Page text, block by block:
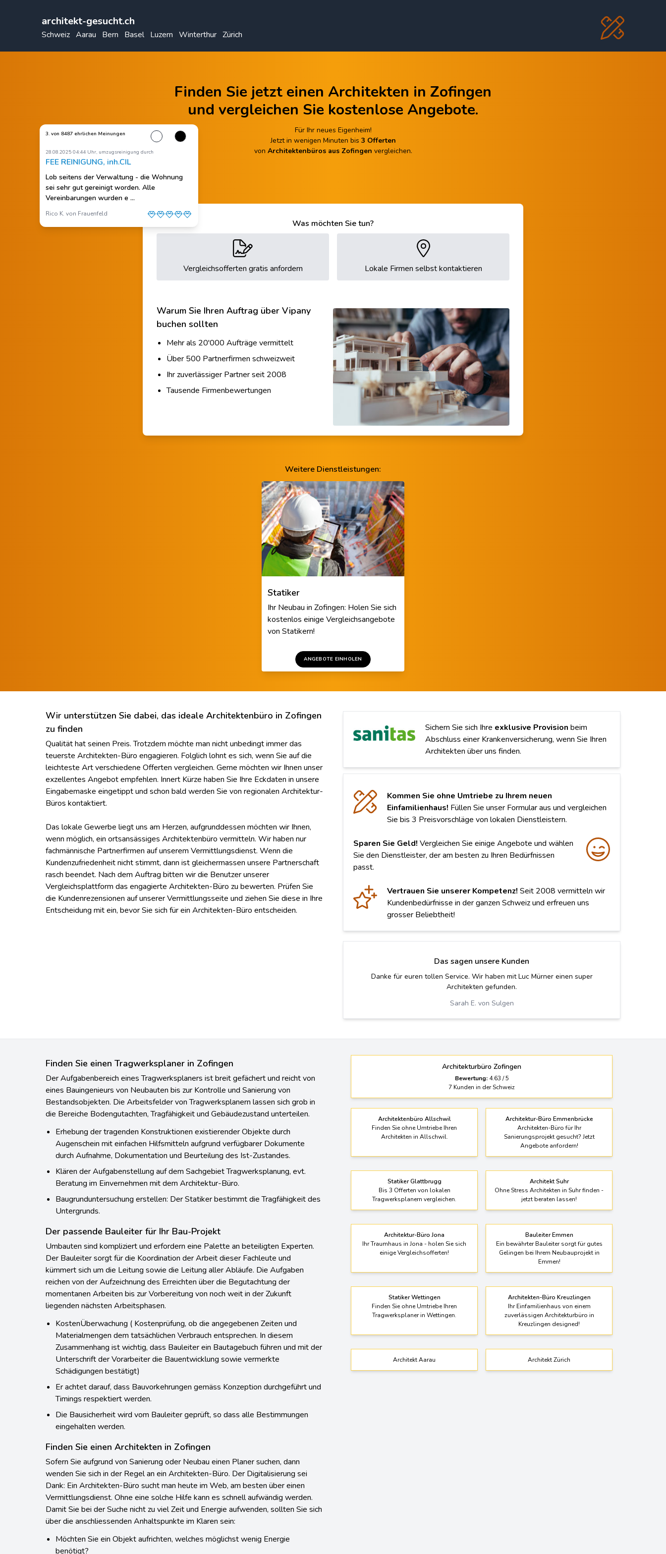
architekt-gesucht.ch
Schweiz Aarau Bern Basel Luzern Winterthur Zürich
Finden Sie jetzt einen Architekten in Zofingen
und vergleichen Sie kostenlose Angebote.
Für Ihr neues Eigenheim!
Jetzt in wenigen Minuten bis 3 Offerten
von Architektenbüros aus Zofingen vergleichen.
3. von 8487 ehrlichen Meinungen
28.08.2025 04:44 Uhr, umzugsreinigung durch
FEE REINIGUNG, inh.CIL
Lob seitens der Verwaltung - die Wohnung
sei sehr gut gereinigt worden. Alle
Vereinbarungen wurden e ...
Rico K. von Frauenfeld
Was möchten Sie tun?
Vergleichsofferten gratis anfordern Lokale Firmen selbst kontaktieren
Warum Sie Ihren Auftrag über Vipany
buchen sollten
Mehr als 20'000 Aufträge vermittelt
Über 500 Partnerfirmen schweizweit
Ihr zuverlässiger Partner seit 2008
Tausende Firmenbewertungen
Weitere Dienstleistungen:
Statiker
Ihr Neubau in Zofingen: Holen Sie sich
kostenlos einige Vergleichsangebote
von Statikern!
ANGEBOTE EINHOLEN
Wir unterstützen Sie dabei, das ideale Architektenbüro in Zofingen
zu finden
Qualität hat seinen Preis. Trotzdem möchte man nicht unbedingt immer das
teuerste Architekten-Büro engagieren. Folglich lohnt es sich, wenn Sie auf die
leichteste Art verschiedene Offerten vergleichen. Gerne möchten wir Ihnen unser
exzellentes Angebot empfehlen. Innert Kürze haben Sie Ihre Eckdaten in unsere
Eingabemaske eingetippt und schon bald werden Sie von regionalen Architektur-
Büros kontaktiert.
Das lokale Gewerbe liegt uns am Herzen, aufgrunddessen möchten wir Ihnen,
wenn möglich, ein ortsansässiges Architektenbüro vermitteln. Wir haben nur
fachmännische Partnerfirmen auf unserem Vermittlungsdienst. Wenn die
Kundenzufriedenheit nicht stimmt, dann ist gleichermassen unsere Partnerschaft
rasch beendet. Nach dem Auftrag bitten wir die Benutzer unserer
Vergleichsplattform das engagierte Architekten-Büro zu bewerten. Prüfen Sie
die Kundenrezensionen auf unserer Vermittlungsseite und ziehen Sie diese in Ihre
Entscheidung mit ein, bevor Sie sich für ein Architekten-Büro entscheiden.
Sichern Sie sich Ihre exklusive Provision beim
Abschluss einer Krankenversicherung, wenn Sie Ihren
Architekten über uns finden.
Kommen Sie ohne Umtriebe zu Ihrem neuen
Einfamilienhaus! Füllen Sie unser Formular aus und vergleichen
Sie bis 3 Preisvorschläge von lokalen Dienstleistern.
Sparen Sie Geld! Vergleichen Sie einige Angebote und wählen
Sie den Dienstleister, der am besten zu Ihren Bedürfnissen
passt.
Vertrauen Sie unserer Kompetenz! Seit 2008 vermitteln wir
Kundenbedürfnisse in der ganzen Schweiz und erfreuen uns
grosser Beliebtheit!
Das sagen unsere Kunden
Danke für euren tollen Service. Wir haben mit Luc Mürner einen super
Architekten gefunden.
Sarah E. von Sulgen
Finden Sie einen Tragwerksplaner in Zofingen
Der Aufgabenbereich eines Tragwerksplaners ist breit gefächert und reicht von
eines Bauingenieurs von Neubauten bis zur Kontrolle und Sanierung von
Bestandsobjekten. Die Arbeitsfelder von Tragwerksplanern lassen sich grob in
die Bereiche Bodengutachten, Tragfähigkeit und Gebäudezustand unterteilen.
Erhebung der tragenden Konstruktionen existierender Objekte durch
Augenschein mit einfachen Hilfsmitteln aufgrund verfügbarer Dokumente
durch Aufnahme, Dokumentation und Beurteilung des Ist-Zustandes.
Klären der Aufgabenstellung auf dem Sachgebiet Tragwerksplanung, evt.
Beratung im Einvernehmen mit dem Architektur-Büro.
Baugrunduntersuchung erstellen: Der Statiker bestimmt die Tragfähigkeit des
Untergrunds.
Der passende Bauleiter für Ihr Bau-Projekt
Umbauten sind kompliziert und erfordern eine Palette an beteiligten Experten.
Der Bauleiter sorgt für die Koordination der Arbeit dieser Fachleute und
kümmert sich um die Leitung sowie die Leitung aller Abläufe. Die Aufgaben
reichen von der Aufzeichnung des Erreichten über die Begutachtung der
momentanen Arbeiten bis zur Vorbereitung von noch weit in der Zukunft
liegenden nächsten Arbeitsphasen.
KostenÜberwachung ( Kostenprüfung, ob die angegebenen Zeiten und
Materialmengen dem tatsächlichen Verbrauch entsprechen. In diesem
Zusammenhang ist wichtig, dass Bauleiter ein Bautagebuch führen und mit der
Unterschrift der Vorarbeiter die Bauentwicklung sowie vermerkte
Schädigungen bestätigt)
Er achtet darauf, dass Bauvorkehrungen gemäss Konzeption durchgeführt und
Timings respektiert werden.
Die Bausicherheit wird vom Bauleiter geprüft, so dass alle Bestimmungen
eingehalten werden.
Finden Sie einen Architekten in Zofingen
Sofern Sie aufgrund von Sanierung oder Neubau einen Planer suchen, dann
wenden Sie sich in der Regel an ein Architekten-Büro. Der Digitalisierung sei
Dank: Ein Architekten-Büro sucht man heute im Web, am besten über einen
Vermittlungsdienst. Ohne eine solche Hilfe kann es schnell aufwändig werden.
Damit Sie bei der Suche nicht zu viel Zeit und Energie aufwenden, sollten Sie sich
über die anschliessenden Anhaltspunkte im Klaren sein:
Möchten Sie ein Objekt aufrichten, welches möglichst wenig Energie
benötigt?
Architekturbüro Zofingen
Bewertung: 4.63 /5
7 Kunden in der Schweiz
Architektenbüro Allschwil
Finden Sie ohne Umtriebe Ihren
Architekten in Allschwil.
Architektur-Büro Emmenbrücke
Architekten-Büro für Ihr
Sanierungsprojekt gesucht? Jetzt
Angebote anfordern!
Statiker Glattbrugg
Bis 3 Offerten von lokalen
Tragwerksplanern vergleichen.
Architekt Suhr
Ohne Stress Architekten in Suhr finden -
jetzt beraten lassen!
Architektur-Büro Jona
Ihr Traumhaus in Jona - holen Sie sich
einige Vergleichsofferten!
Bauleiter Emmen
Ein bewährter Bauleiter sorgt für gutes
Gelingen bei Ihrem Neubauprojekt in
Emmen!
Statiker Wettingen
Finden Sie ohne Umtriebe Ihren
Tragwerksplaner in Wettingen.
Architekten-Büro Kreuzlingen
Ihr Einfamilienhaus von einem
zuverlässigen Architekturbüro in
Kreuzlingen designed!
Architekt Aarau Architekt Zürich